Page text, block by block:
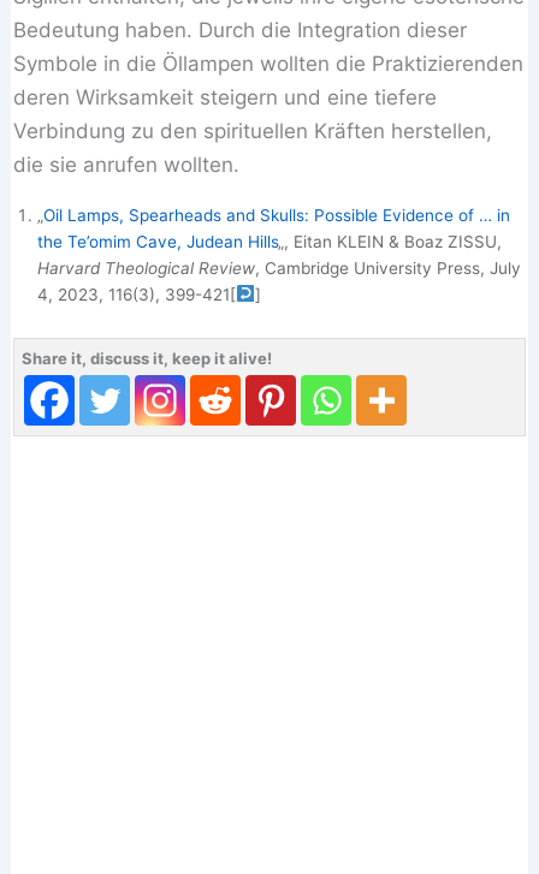
Bedeutung haben. Durch die Integration dieser
Symbole in die Öllampen wollten die Praktizierenden
deren Wirksamkeit steigern und eine tiefere
Verbindung zu den spirituellen Kräften herstellen,
die sie anrufen wollten.
„Oil Lamps, Spearheads and Skulls: Possible Evidence of … in
the Te’omim Cave, Judean Hills„, Eitan KLEIN & Boaz ZISSU,
Harvard Theological Review, Cambridge University Press, July
4, 2023, 116(3), 399-421[ ]
Share it, discuss it, keep it alive!